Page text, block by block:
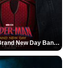
Spider-Man: Brand New Day Bande-annonce (3) VO STFR